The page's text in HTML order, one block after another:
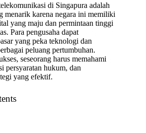
di Singapura adalah
menarik karena negara ini memiliki
yang maju dan permintaan tinggi
Para pengusaha dapat
yang peka teknologi dan
peluang pertumbuhan.
seseorang harus memahami
persyaratan hukum, dan
yang efektif.